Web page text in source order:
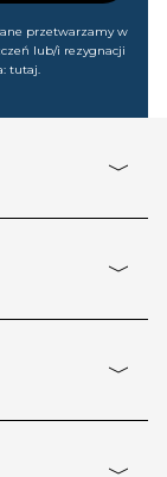
przetwarzamy w
lub/i rezygnacji
tutaj.